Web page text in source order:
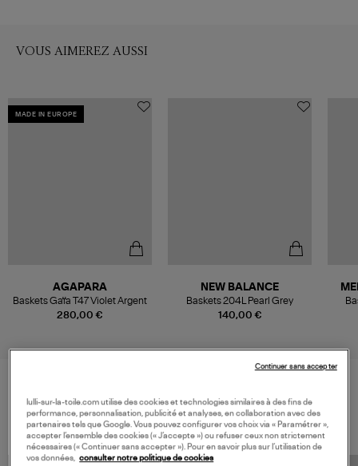
VOUS AIMEREZ AUSSI
MADE IN EUROPE
280,00 €
AGAPARA
Baskets Gaïa T47 Violet Argent
140,00 €
NEW BALANCE
Baskets 204L Pearl Grey
VOS DERNIERS PRODUITS VUS
lulli-sur-la-toile.com utilise des cookies et technologies similaires à des fins de
performance, personnalisation, publicité et analyses, en collaboration avec des
partenaires tels que Google. Vous pouvez configurer vos choix via « Paramétrer »,
accepter l’ensemble des cookies (« J’accepte ») ou refuser ceux non strictement
nécessaires (« Continuer sans accepter »). Pour en savoir plus sur l’utilisation de
vos données, consulter notre politique de cookies
Continuer sans accepter